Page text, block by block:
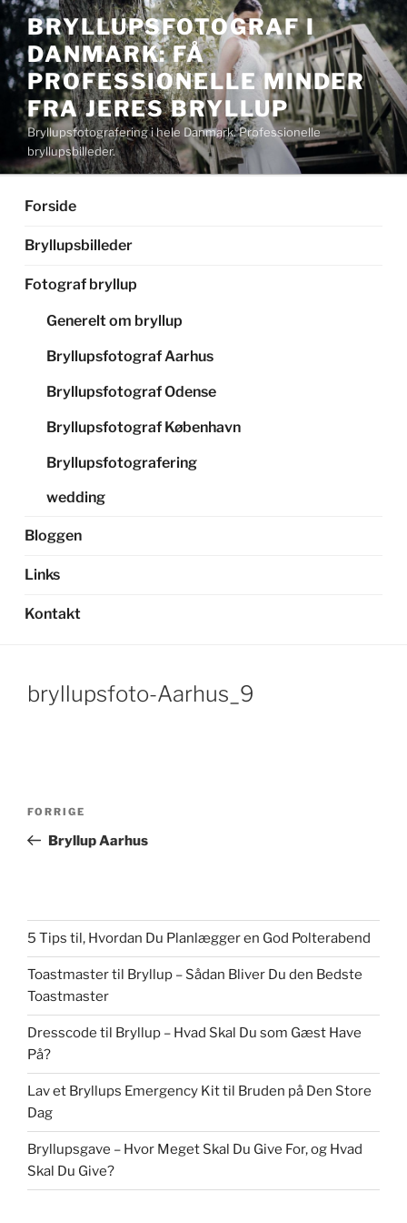
Videre
til
indhold
BRYLLUPSFOTOGRAF I
DANMARK: FÅ
PROFESSIONELLE MINDER
FRA JERES BRYLLUP
Bryllupsfotografering i hele Danmark. Professionelle
bryllupsbilleder.
Forside
Bryllupsbilleder
Fotograf bryllup
Generelt om bryllup
Bryllupsfotograf Aarhus
Bryllupsfotograf Odense
Bryllupsfotograf København
Bryllupsfotografering
wedding
Bloggen
Links
Kontakt
bryllupsfoto-Aarhus_9
Forrige
indlæg
FORRIGE
Bryllup Aarhus
5 Tips til, Hvordan Du Planlægger en God Polterabend
Toastmaster til Bryllup – Sådan Bliver Du den Bedste
Toastmaster
Dresscode til Bryllup – Hvad Skal Du som Gæst Have
På?
Lav et Bryllups Emergency Kit til Bruden på Den Store
Dag
Bryllupsgave – Hvor Meget Skal Du Give For, og Hvad
Skal Du Give?